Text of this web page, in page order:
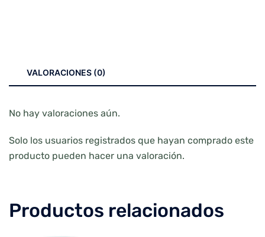
VALORACIONES (0)
No hay valoraciones aún.
Solo los usuarios registrados que hayan comprado este
producto pueden hacer una valoración.
Productos relacionados